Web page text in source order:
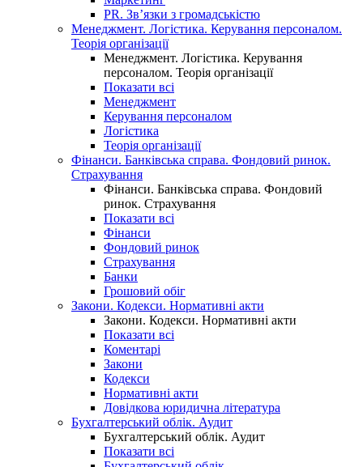
PR. Зв’язки з громадськістю
Менеджмент. Логістика. Керування персоналом.
Теорія організації
Менеджмент. Логістика. Керування
персоналом. Теорія організації
Показати всі
Менеджмент
Керування персоналом
Логістика
Теорія організації
Фінанси. Банківська справа. Фондовий ринок.
Страхування
Фінанси. Банківська справа. Фондовий
ринок. Страхування
Показати всі
Фінанси
Фондовий ринок
Страхування
Банки
Грошовий обіг
Закони. Кодекси. Нормативні акти
Закони. Кодекси. Нормативні акти
Показати всі
Коментарі
Закони
Кодекси
Нормативні акти
Довідкова юридична література
Бухгалтерський облік. Аудит
Бухгалтерський облік. Аудит
Показати всі